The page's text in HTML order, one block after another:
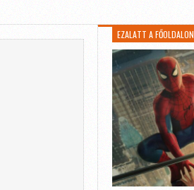
EZALATT A FŐOLDALON…